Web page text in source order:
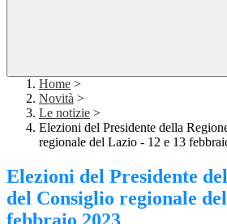
Home >
Novità >
Le notizie >
Elezioni del Presidente della
regionale del Lazio - 12 e 13
Elezioni del Presidente
del Consiglio regionale